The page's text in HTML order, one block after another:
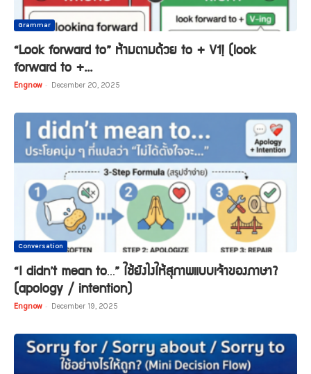
Grammar
“Look forward to” ห้ามตามด้วย to + V1! (look
forward to +...
Engnow - December 20, 2025
Conversation
“I didn’t mean to…” ใช้ยังไงให้สุภาพแบบเจ้าของภาษา?
(apology / intention)
Engnow - December 19, 2025